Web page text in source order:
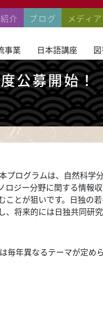
介 ブログ メディ
事業 日本語講座
）2026年度公募開始！
公募開始！
プログラムは、自然科学
ロジー分野に関する情報
ことが狙いです。日独の
、将来的には日独共同研
毎年異なるテーマが定め